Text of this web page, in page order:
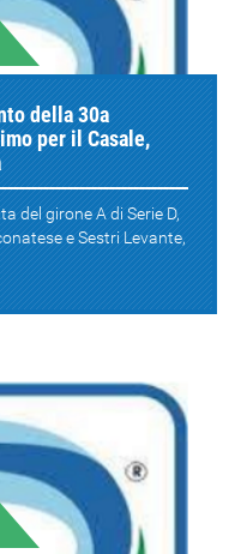
della 30a
per il Casale,
del girone A di Serie D,
e Sestri Levante,